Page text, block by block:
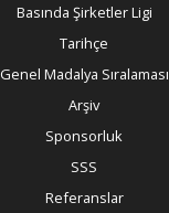
Basında Şirketler Ligi
Tarihçe
Genel Madalya Sıralaması
Arşiv
Sponsorluk
SSS
Referanslar